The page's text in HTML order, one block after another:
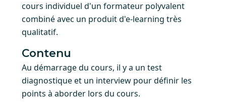
cours individuel d'un formateur polyvalent
combiné avec un produit d'e-learning très
qualitatif.
Contenu
Au démarrage du cours, il y a un test
diagnostique et un interview pour définir les
points à aborder lors du cours.